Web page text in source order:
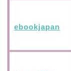
ebookjapan